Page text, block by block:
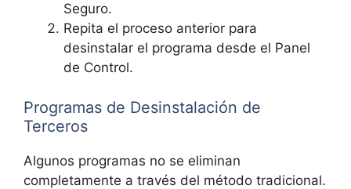
Seguro.
Repita el proceso anterior para
desinstalar el programa desde el Panel
de Control.
Programas de Desinstalación de
Terceros
Algunos programas no se eliminan
completamente a través del método tradicional.